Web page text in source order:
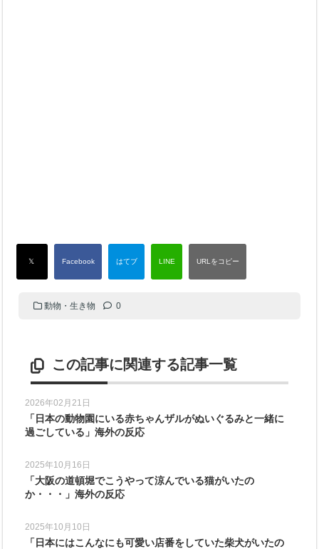
動物・生き物 0
この記事に関連する記事一覧
2026年02月21日
「日本の動物園にいる赤ちゃんザルがぬいぐるみと一緒に
過ごしている」海外の反応
2025年10月16日
「大阪の道頓堀でこうやって涼んでいる猫がいたの
か・・・」海外の反応
2025年10月10日
「日本にはこんなにも可愛い店番をしていた柴犬がいたの